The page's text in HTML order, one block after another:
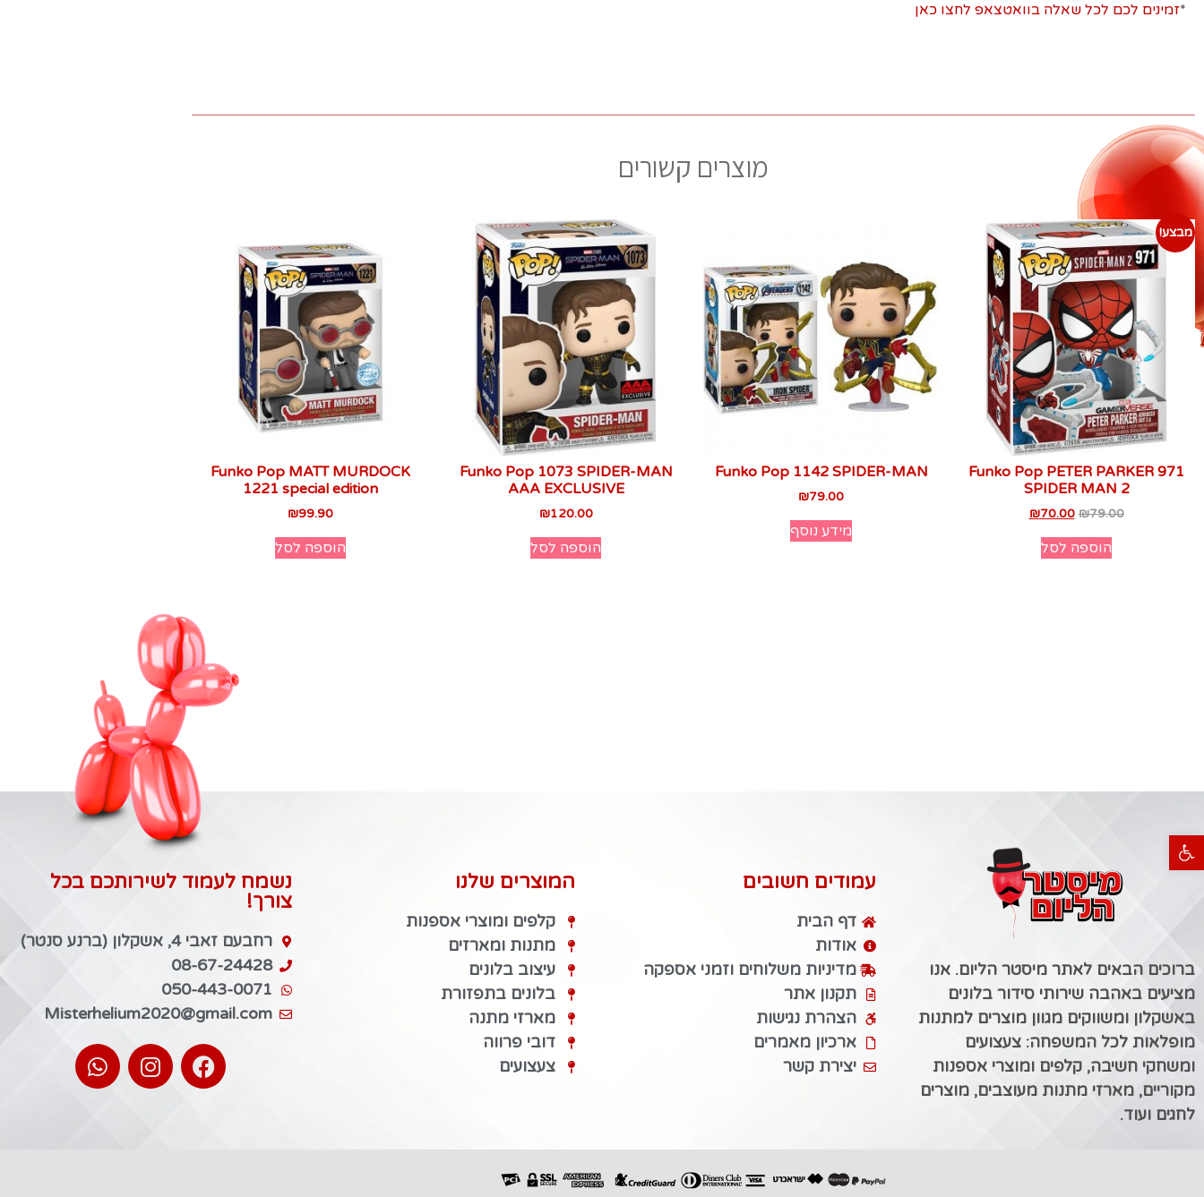
פתח סרגל נגישות
*זמינים לכם לכל שאלה בוואטצאפ לחצו כאן
מוצרים קשורים
מבצע!
Funko Pop PETER PARKER 971
SPIDER MAN 2
₪79.00
₪70.00
הוספה לסל
Funko Pop 1142 SPIDER-MAN
₪79.00
מידע נוסף
Funko Pop 1073 SPIDER-MAN
AAA EXCLUSIVE
₪120.00
הוספה לסל
Funko Pop MATT MURDOCK
1221 special edition
₪99.90
הוספה לסל
ברוכים הבאים לאתר מיסטר הליום. אנו
מציעים באהבה שירותי סידור בלונים
באשקלון ומשווקים מגוון מוצרים למתנות
מופלאות לכל המשפחה: צעצועים
ומשחקי חשיבה, קלפים ומוצרי אספנות
מקוריים, מארזי מתנות מעוצבים, מוצרים
לחגים ועוד.
עמודים חשובים
דף הבית
אודות
מדיניות משלוחים וזמני אספקה
תקנון אתר
הצהרת נגישות
ארכיון מאמרים
יצירת קשר
המוצרים שלנו
קלפים ומוצרי אספנות
מתנות ומארזים
עיצוב בלונים
בלונים בתפזורת
מארזי מתנה
דובי פרווה
צעצועים
נשמח לעמוד לשירותכם בכל
צורך!
רחבעם זאבי 4, אשקלון (ברנע סנטר)
08-67-24428
050-443-0071
Misterhelium2020@gmail.com